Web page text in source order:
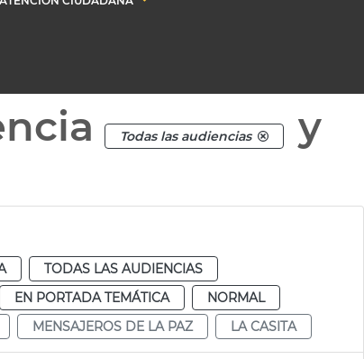
Todas las audiencias
y
TODAS LAS AUDIENCIAS
EN PORTADA TEMÁTICA
NORMAL
MENSAJEROS DE LA PAZ LA CASITA